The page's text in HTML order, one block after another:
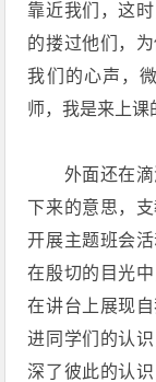
靠近我们，这
的搂过他们，
我们的心声，
师，我是来上课
外面还在滴
下来的意思，
开展主题班会
在殷切的目光
在讲台上展现
进同学们的认
深了彼此的认